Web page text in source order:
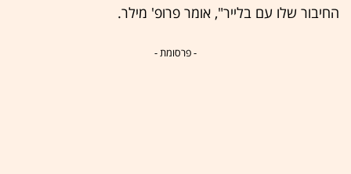
החיבור שלו עם בלייר", אומר פרופ' מילר.
- פרסומת -